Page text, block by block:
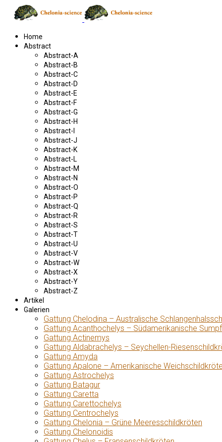
Home
Abstract
Abstract-A
Abstract-B
Abstract-C
Abstract-D
Abstract-E
Abstract-F
Abstract-G
Abstract-H
Abstract-I
Abstract-J
Abstract-K
Abstract-L
Abstract-M
Abstract-N
Abstract-O
Abstract-P
Abstract-Q
Abstract-R
Abstract-S
Abstract-T
Abstract-U
Abstract-V
Abstract-W
Abstract-X
Abstract-Y
Abstract-Z
Artikel
Galerien
Gattung Chelodina – Australische
Gattung Acanthochelys – Südamerikanische
Gattung Actinemys
Gattung Aldabrachelys – Seychellen-
Gattung Amyda
Gattung Apalone – Amerikanische
Gattung Astrochelys
Gattung Batagur
Gattung Caretta
Gattung Carettochelys
Gattung Centrochelys
Gattung Chelonia – Grüne Meeresschildkröten
Gattung Chelonoidis